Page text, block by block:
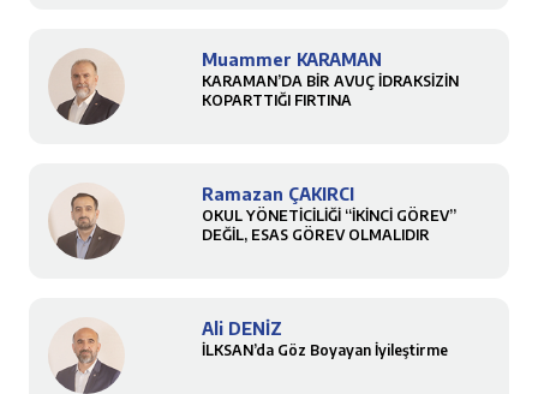
Muammer KARAMAN
KARAMAN’DA BİR AVUÇ İDRAKSİZİN
KOPARTTIĞI FIRTINA
Ramazan ÇAKIRCI
OKUL YÖNETİCİLİĞİ “İKİNCİ GÖREV”
DEĞİL, ESAS GÖREV OLMALIDIR
Ali DENİZ
İLKSAN’da Göz Boyayan İyileştirme